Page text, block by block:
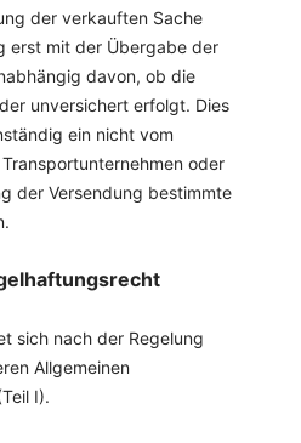
der verkauften Sache
erst mit der Übergabe der
davon, ob die
unversichert erfolgt. Dies
ein nicht vom
oder
der Versendung bestimmte
sich nach der Regelung
Allgemeinen
I).